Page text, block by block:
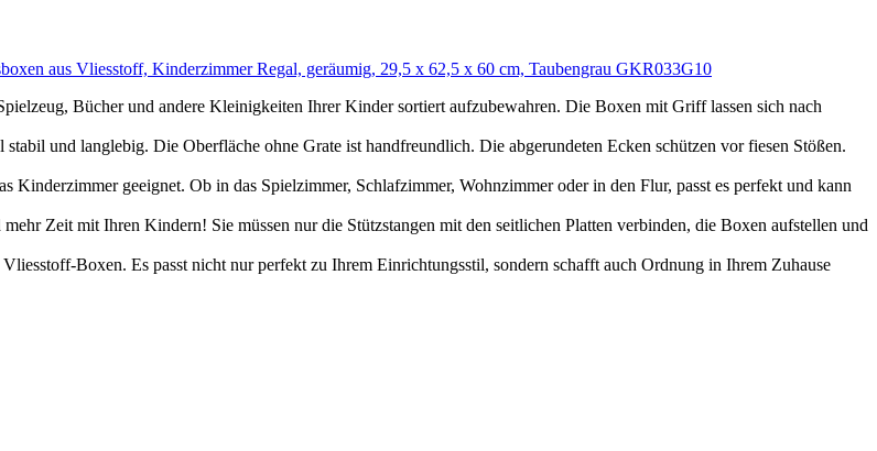
aus Vliesstoff, Kinderzimmer Regal, geräumig, 29,5 x 62,5 x 60 cm, Taubengrau GKR033G10
Bücher und andere Kleinigkeiten Ihrer Kinder sortiert aufzubewahren. Die Boxen mit Griff lassen sich nach
und langlebig. Die Oberfläche ohne Grate ist handfreundlich. Die abgerundeten Ecken schützen vor fiesen Stößen.
geeignet. Ob in das Spielzimmer, Schlafzimmer, Wohnzimmer oder in den Flur, passt es perfekt und kann
Zeit mit Ihren Kindern! Sie müssen nur die Stützstangen mit den seitlichen Platten verbinden, die Boxen aufstellen und
Boxen. Es passt nicht nur perfekt zu Ihrem Einrichtungsstil, sondern schafft auch Ordnung in Ihrem Zuhause